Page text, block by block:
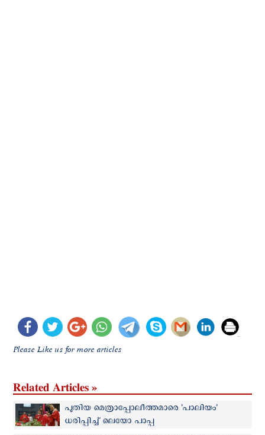
Please Like us for more articles
Related Articles »
പുതിയ മെത്രാപ്പോലീത്തമാരെ 'പാലിയം'
ധരിപ്പിച്ച് ലെയോ പാപ്പ